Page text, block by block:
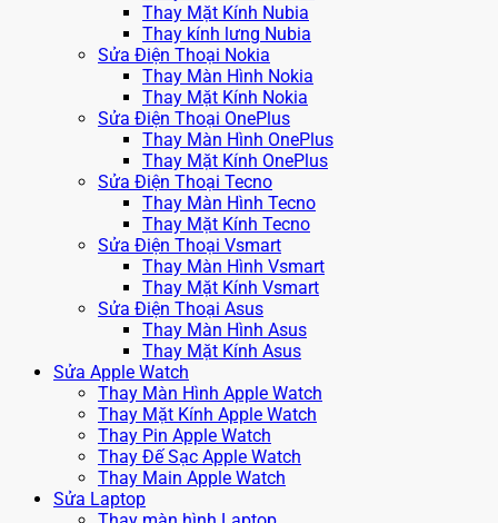
Thay Mặt Kính Nubia
Thay kính lưng Nubia
Sửa Điện Thoại Nokia
Thay Màn Hình Nokia
Thay Mặt Kính Nokia
Sửa Điện Thoại OnePlus
Thay Màn Hình OnePlus
Thay Mặt Kính OnePlus
Sửa Điện Thoại Tecno
Thay Màn Hình Tecno
Thay Mặt Kính Tecno
Sửa Điện Thoại Vsmart
Thay Màn Hình Vsmart
Thay Mặt Kính Vsmart
Sửa Điện Thoại Asus
Thay Màn Hình Asus
Thay Mặt Kính Asus
Sửa Apple Watch
Thay Màn Hình Apple Watch
Thay Mặt Kính Apple Watch
Thay Pin Apple Watch
Thay Đế Sạc Apple Watch
Thay Main Apple Watch
Sửa Laptop